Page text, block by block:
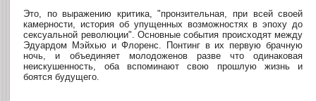
Это, по выражению критика, "пронзительная, при всей своей
камерности, история об упущенных возможностях в эпоху до
сексуальной революции". Основные события происходят между
Эдуардом Мэйхью и Флоренс. Понтинг в их первую брачную
ночь, и объединяет молодоженов разве что одинаковая
неискушенность, оба вспоминают свою прошлую жизнь и
боятся будущего.